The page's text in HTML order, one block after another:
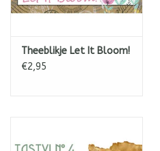
Theeblikje Let It Bloom!
€2,95